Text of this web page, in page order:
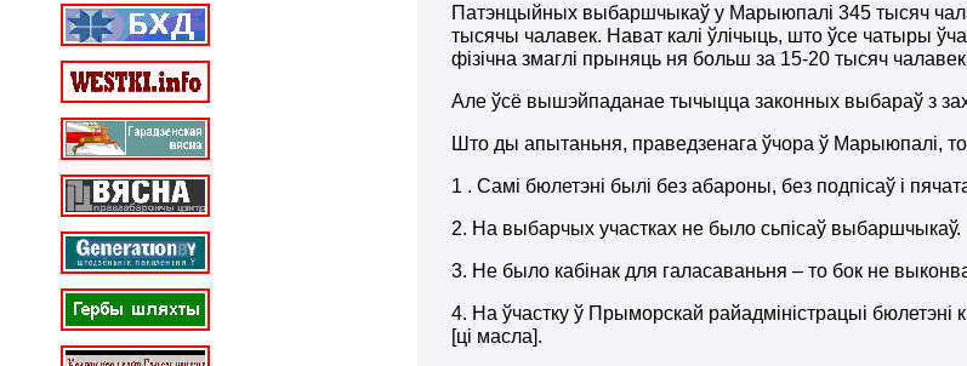
Патэнцыйных выбаршчыкаў у Марыюпалі 345 тысяч
тысячы чалавек. Нават калі ўлічыць, што ўсе чатыры
фізічна змаглі прыняць ня больш за 15-20 тысяч
Але ўсё вышэйпаданае тычыцца законных выбараў з
Што ды апытаньня, праведзенага ўчора ў Марыюпалі,
1 . Самі бюлетэні былі без абароны, без подпісаў і
2. На выбарчых участках не было сьпісаў выбаршчыкаў.
3. Не было кабінак для галасаваньня – то бок не
4. На ўчастку ў Прыморскай райадміністрацыі
[ці масла].